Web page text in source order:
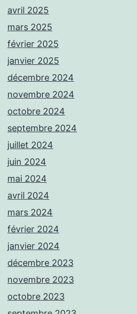
avril 2025
mars 2025
février 2025
janvier 2025
décembre 2024
novembre 2024
octobre 2024
septembre 2024
juillet 2024
juin 2024
mai 2024
avril 2024
mars 2024
février 2024
janvier 2024
décembre 2023
novembre 2023
octobre 2023